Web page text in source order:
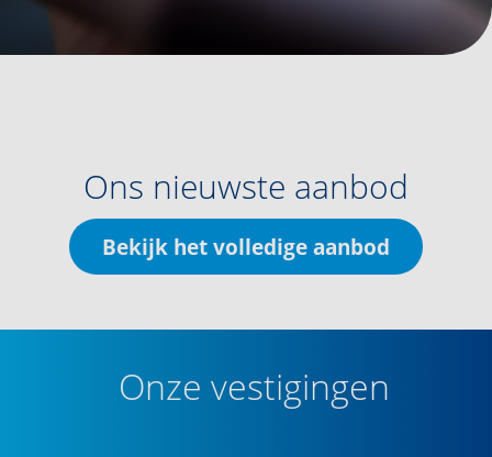
Ons nieuwste aanbod
Bekijk het volledige aanbod
Onze vestigingen